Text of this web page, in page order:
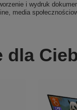
i wydruk
media
dla